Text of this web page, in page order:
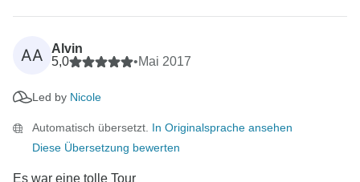
AA
Alvin
5,0
•Mai 2017
Led by Nicole
Automatisch übersetzt. In Originalsprache ansehen
Diese Übersetzung bewerten
Es war eine tolle Tour